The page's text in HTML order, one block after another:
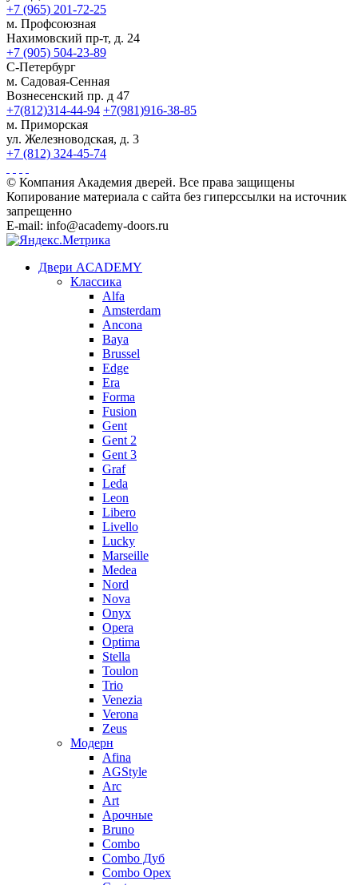
+7 (965) 201-72-25
м. Профсоюзная
Нахимовский пр-т, д. 24
+7 (905) 504-23-89
С-Петербург
м. Садовая-Сенная
Вознесенский пр. д 47
+7(812)314-44-94 +7(981)916-38-85
м. Приморская
ул. Железноводская, д. 3
+7 (812) 324-45-74
© Компания Академия дверей. Все права защищены
Копирование материала с сайта без гиперссылки на источник
запрещенно
E-mail: info@academy-doors.ru
Двери ACADEMY
Классика
Alfa
Amsterdam
Ancona
Baya
Brussel
Edge
Era
Forma
Fusion
Gent
Gent 2
Gent 3
Graf
Leda
Leon
Libero
Livello
Lucky
Marseille
Medea
Nord
Nova
Onyx
Opera
Optima
Stella
Toulon
Trio
Venezia
Verona
Zeus
Модерн
Afina
AGStyle
Arc
Art
Aрочные
Bruno
Combo
Combo Дуб
Combo Орех